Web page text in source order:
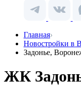
Главная
Новостройки в
Задонье,
ЖК